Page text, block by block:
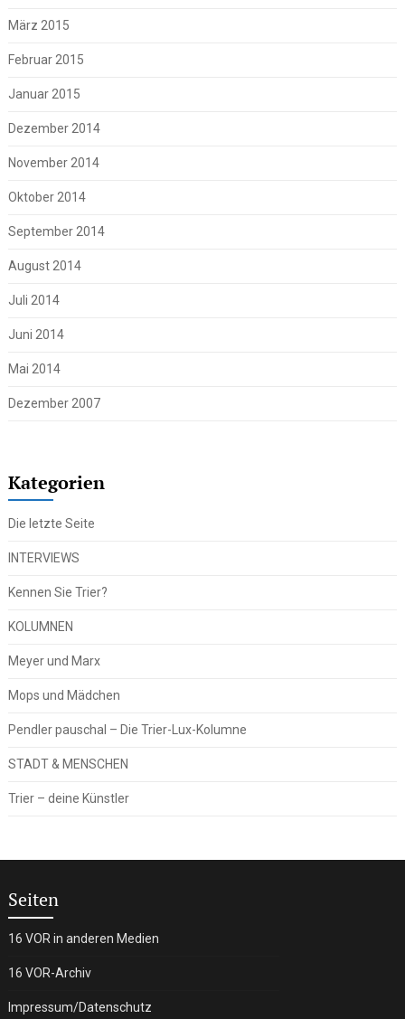
März 2015
Februar 2015
Januar 2015
Dezember 2014
November 2014
Oktober 2014
September 2014
August 2014
Juli 2014
Juni 2014
Mai 2014
Dezember 2007
Kategorien
Die letzte Seite
INTERVIEWS
Kennen Sie Trier?
KOLUMNEN
Meyer und Marx
Mops und Mädchen
Pendler pauschal – Die Trier-Lux-Kolumne
STADT & MENSCHEN
Trier – deine Künstler
Seiten
16 VOR in anderen Medien
16 VOR-Archiv
Impressum/Datenschutz